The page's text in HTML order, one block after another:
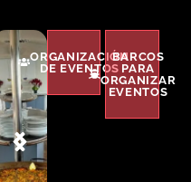
ORGANIZACIÓN
DE EVENTOS
BARCOS
PARA
ORGANIZAR
EVENTOS